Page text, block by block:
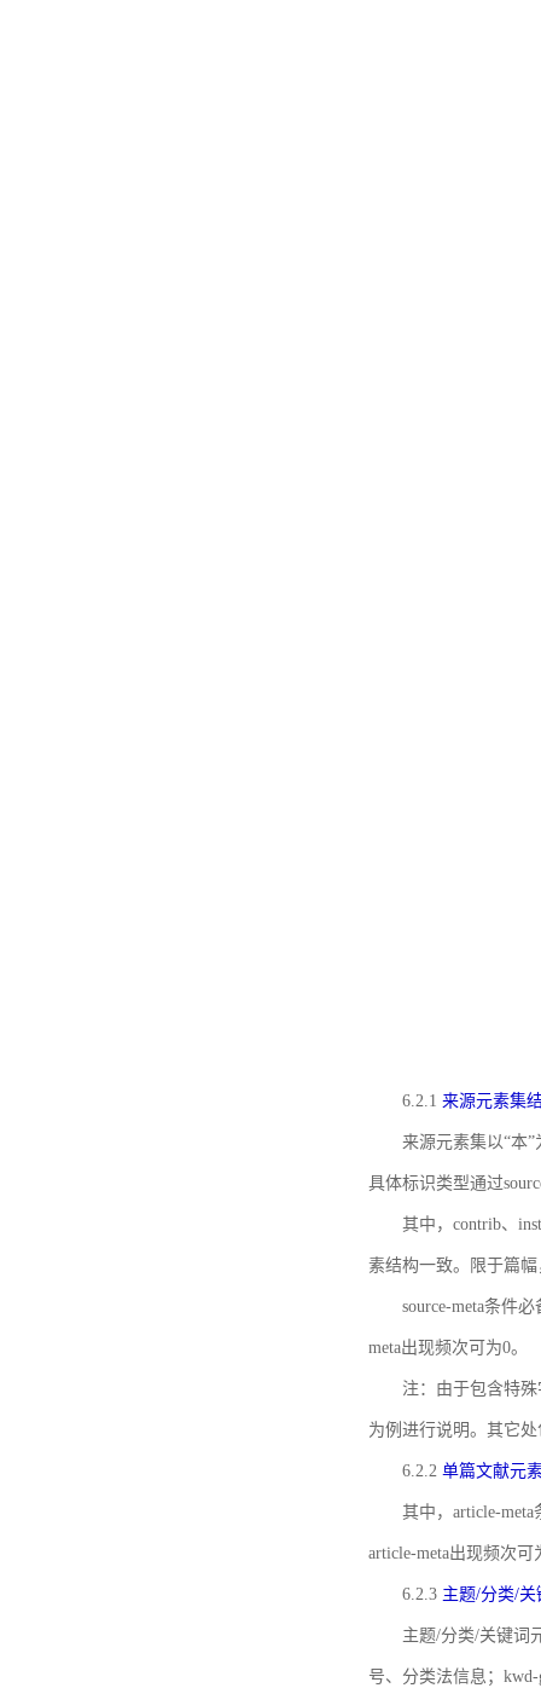
6.2.1 来源元素集
来源元素集以“本
具体标识类型通过
其中，contrib、
素结构一致。限于篇
source-meta条件
meta出现频次可为0。
注：由于包含特殊
为例进行说明。其它
6.2.2 单篇文献元
其中，article-
article-meta出现频次可
6.2.3 主题/分类/
主题/分类/关键词
号、分类法信息；